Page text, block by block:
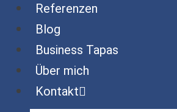
Referenzen
Blog
Business Tapas
Über mich
Kontakt